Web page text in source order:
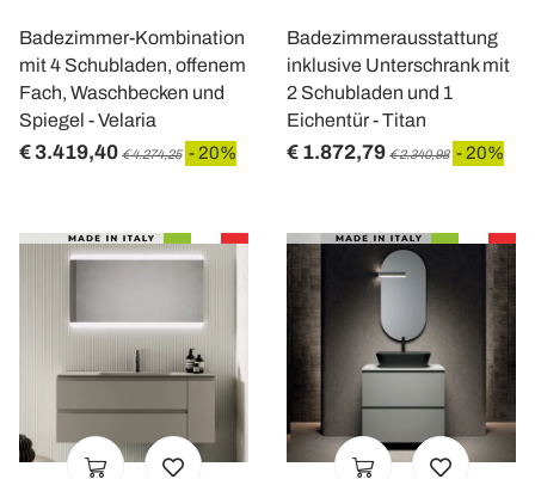
Badezimmer-Kombination
mit 4 Schubladen, offenem
Fach, Waschbecken und
Spiegel - Velaria
€ 3.419,40 € 4.274,25 - 20%
Badezimmerausstattung
inklusive Unterschrank mit
2 Schubladen und 1
Eichentür - Titan
€ 1.872,79 € 2.340,98 - 20%